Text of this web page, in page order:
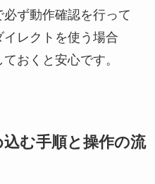
ず動作確認を行って
イレクトを使う場合
おくと安心です。
む手順と操作の流